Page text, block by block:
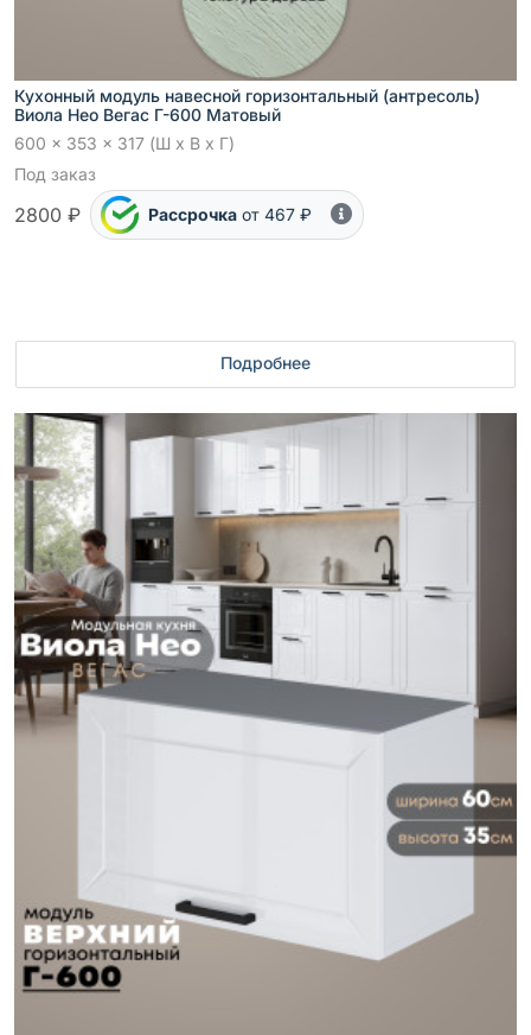
Кухонный модуль навесной горизонтальный (антресоль)
Виола Нео Вегас Г-600 Матовый
600 x 353 x 317 (Ш x В x Г)
Под заказ
2800 ₽ Рассрочка от 467 ₽
Подробнее